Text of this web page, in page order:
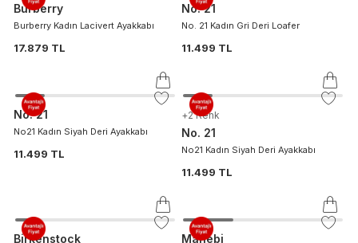
Burberry
Burberry Kadın Lacivert Ayakkabı
17.879 TL
No. 21
No. 21 Kadın Gri Deri Loafer
11.499 TL
No. 21
No21 Kadın Siyah Deri Ayakkabı
11.499 TL
+2 Renk
No. 21
No21 Kadın Siyah Deri Ayakkabı
11.499 TL
Birkenstock Manebi